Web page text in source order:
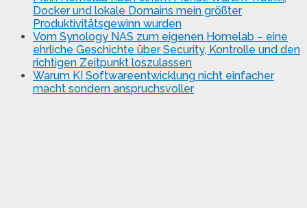
Docker und lokale Domains mein größter
Produktivitätsgewinn wurden
Vom Synology NAS zum eigenen Homelab – eine
ehrliche Geschichte über Security, Kontrolle und den
richtigen Zeitpunkt loszulassen
Warum KI Softwareentwicklung nicht einfacher
macht sondern anspruchsvoller